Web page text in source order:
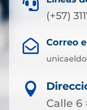
(+57)
 Correo

Calle 6